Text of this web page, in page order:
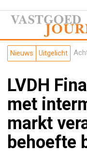
Nieuws Uitgelicht
LVDH
met
markt
behoefte